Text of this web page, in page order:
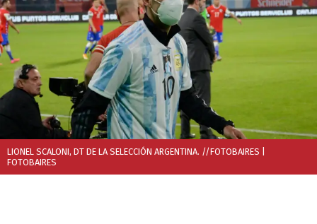
LIONEL SCALONI, DT DE LA SELECCIÓN ARGENTINA. //FOTOBAIRES
FOTOBAIRES